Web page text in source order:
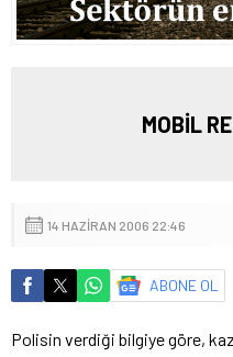
MOBİL
14 HAZIRAN 2006 22:46
ABONE OL
Polisin verdiği bilgiye göre,